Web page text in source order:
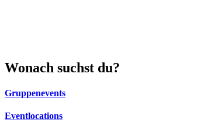
Wonach suchst du?
Gruppenevents
Eventlocations